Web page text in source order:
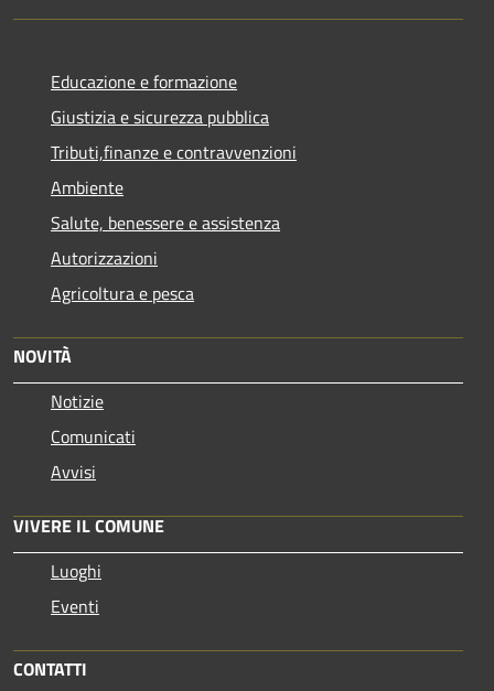
Educazione e formazione
Giustizia e sicurezza pubblica
Tributi,finanze e contravvenzioni
Ambiente
Salute, benessere e assistenza
Autorizzazioni
Agricoltura e pesca
NOVITÀ
Notizie
Comunicati
Avvisi
VIVERE IL COMUNE
Luoghi
Eventi
CONTATTI